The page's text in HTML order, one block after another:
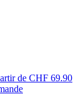
de CHF 69.90